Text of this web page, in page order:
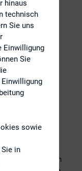
Thema
der
Seminar erfahren
hinaus
technisch
Sie uns
Einwilligung
Sie
sowie
in